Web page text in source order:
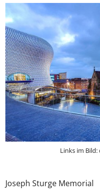
Links im Bild:
Joseph Sturge Memorial